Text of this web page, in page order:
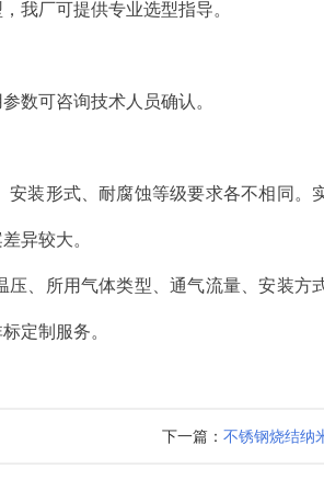
我厂可提供专业选型指导。
数可咨询技术人员确认。
装形式、耐腐蚀等级要求各不相同。
异较大。
、所用气体类型、通气流量、安装方
定制服务。
下一篇： 不锈钢烧结纳